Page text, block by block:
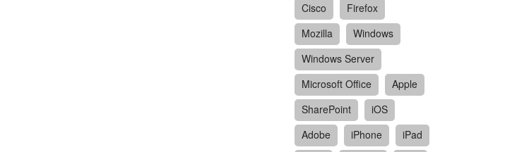
Cisco
Firefox
Mozilla
Windows
Windows Server
Microsoft Office
Apple
SharePoint
iOS
Adobe
iPhone
iPad